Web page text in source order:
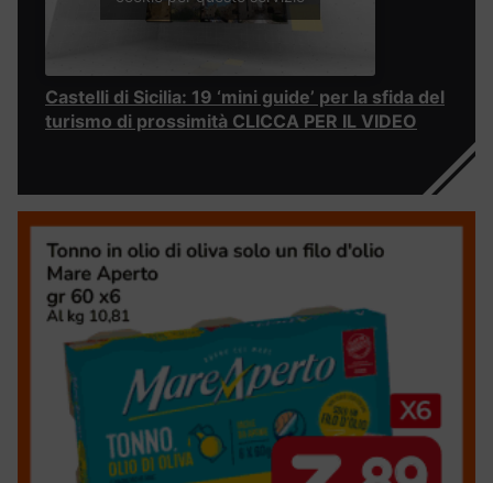
Castelli di Sicilia: 19 ‘mini guide’ per la sfida del
turismo di prossimità CLICCA PER IL VIDEO